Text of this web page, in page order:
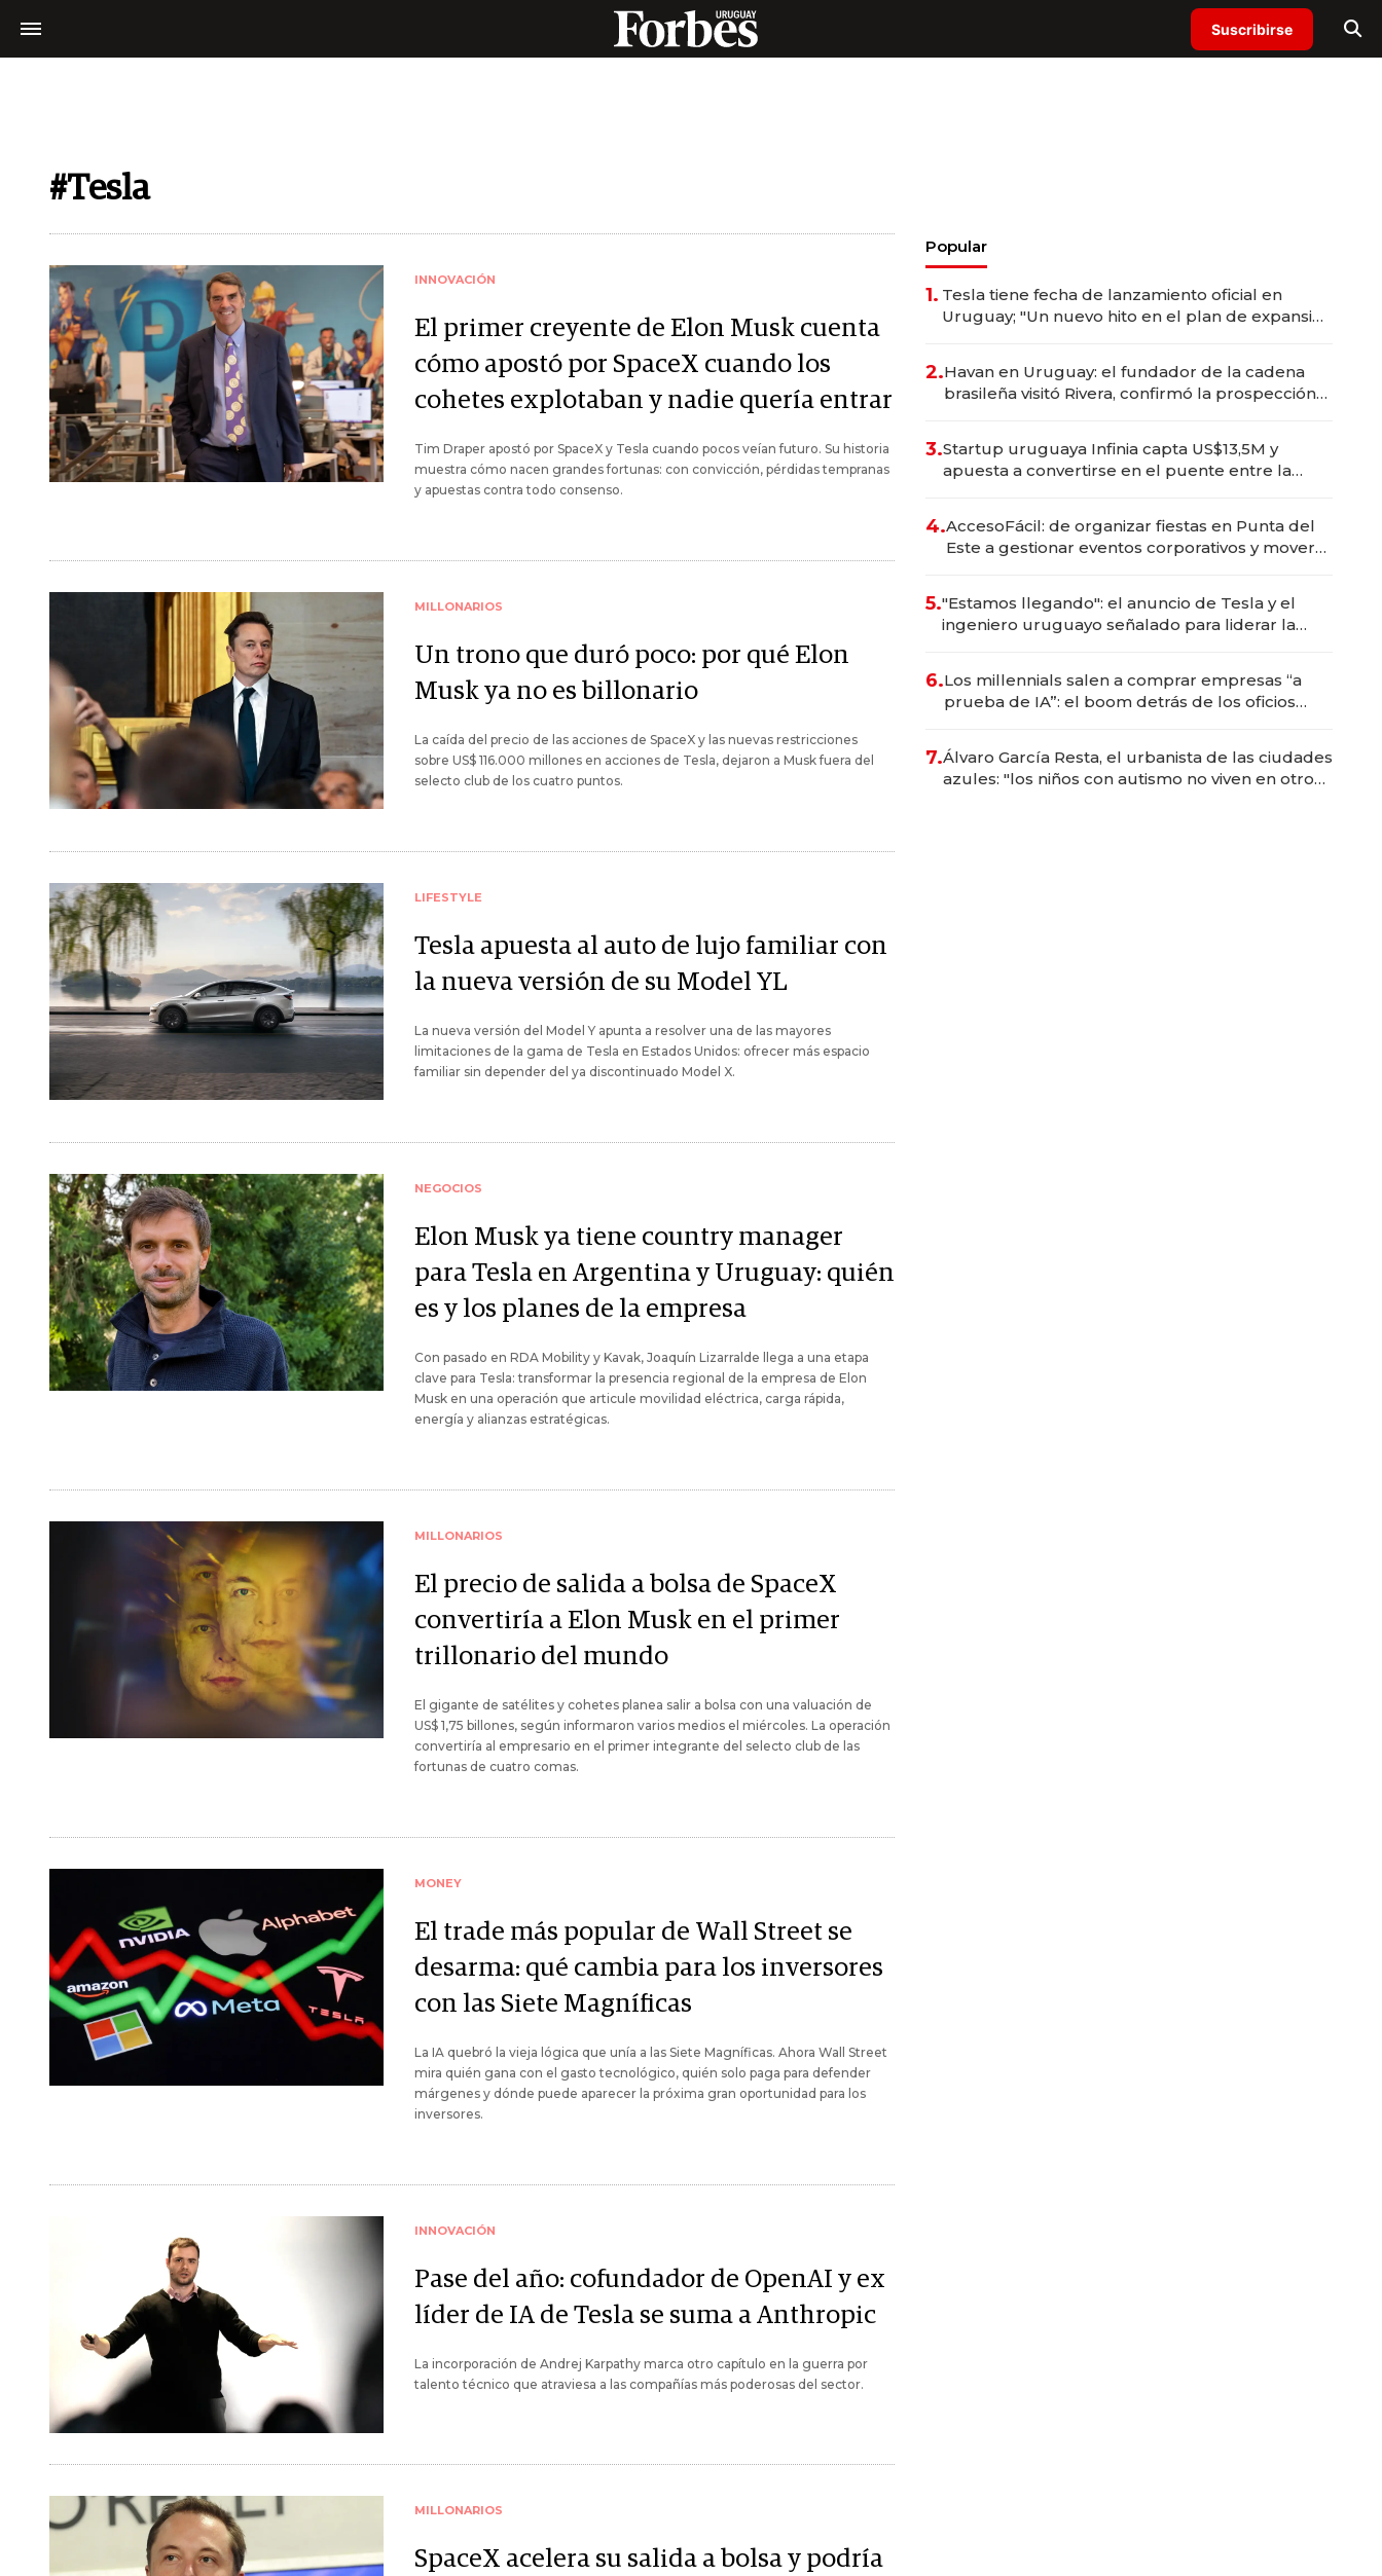
Suscribirse
#Tesla
INNOVACIÓN
El primer creyente de Elon Musk cuenta
cómo apostó por SpaceX cuando los
cohetes explotaban y nadie quería entrar
Tim Draper apostó por SpaceX y Tesla cuando pocos veían futuro. Su historia
muestra cómo nacen grandes fortunas: con convicción, pérdidas tempranas
y apuestas contra todo consenso.
MILLONARIOS
Un trono que duró poco: por qué Elon
Musk ya no es billonario
La caída del precio de las acciones de SpaceX y las nuevas restricciones
sobre US$ 116.000 millones en acciones de Tesla, dejaron a Musk fuera del
selecto club de los cuatro puntos.
LIFESTYLE
Tesla apuesta al auto de lujo familiar con
la nueva versión de su Model YL
La nueva versión del Model Y apunta a resolver una de las mayores
limitaciones de la gama de Tesla en Estados Unidos: ofrecer más espacio
familiar sin depender del ya discontinuado Model X.
NEGOCIOS
Elon Musk ya tiene country manager
para Tesla en Argentina y Uruguay: quién
es y los planes de la empresa
Con pasado en RDA Mobility y Kavak, Joaquín Lizarralde llega a una etapa
clave para Tesla: transformar la presencia regional de la empresa de Elon
Musk en una operación que articule movilidad eléctrica, carga rápida,
energía y alianzas estratégicas.
MILLONARIOS
El precio de salida a bolsa de SpaceX
convertiría a Elon Musk en el primer
trillonario del mundo
El gigante de satélites y cohetes planea salir a bolsa con una valuación de
US$ 1,75 billones, según informaron varios medios el miércoles. La operación
convertiría al empresario en el primer integrante del selecto club de las
fortunas de cuatro comas.
MONEY
El trade más popular de Wall Street se
desarma: qué cambia para los inversores
con las Siete Magníficas
La IA quebró la vieja lógica que unía a las Siete Magníficas. Ahora Wall Street
mira quién gana con el gasto tecnológico, quién solo paga para defender
márgenes y dónde puede aparecer la próxima gran oportunidad para los
inversores.
INNOVACIÓN
Pase del año: cofundador de OpenAI y ex
líder de IA de Tesla se suma a Anthropic
La incorporación de Andrej Karpathy marca otro capítulo en la guerra por
talento técnico que atraviesa a las compañías más poderosas del sector.
MILLONARIOS
SpaceX acelera su salida a bolsa y podría
Popular
1. Tesla tiene fecha de lanzamiento oficial en
Uruguay; "Un nuevo hito en el plan de expansión
2.Havan en Uruguay: el fundador de la cadena
brasileña visitó Rivera, confirmó la prospección
3.Startup uruguaya Infinia capta US$13,5M y
apuesta a convertirse en el puente entre la
4.AccesoFácil: de organizar fiestas en Punta del
Este a gestionar eventos corporativos y mover
5."Estamos llegando": el anuncio de Tesla y el
ingeniero uruguayo señalado para liderar la
6.Los millennials salen a comprar empresas “a
prueba de IA”: el boom detrás de los oficios
7.Álvaro García Resta, el urbanista de las ciudades
azules: "los niños con autismo no viven en otro